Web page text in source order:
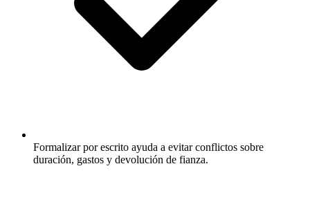
Formalizar por escrito ayuda a evitar conflictos sobre
duración, gastos y devolución de fianza.